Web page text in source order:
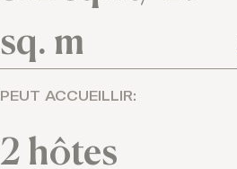
sq. m
PEUT ACCUEILLIR:
2 hôtes